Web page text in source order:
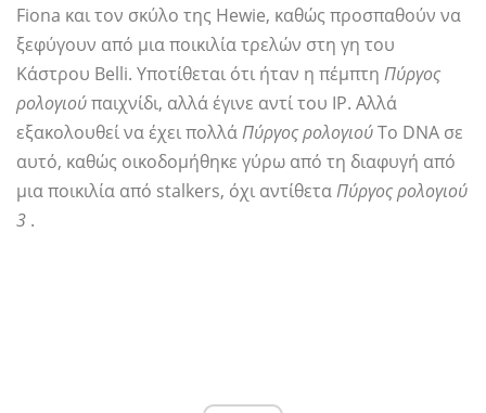
Fiona και τον σκύλο της Hewie, καθώς προσπαθούν να
ξεφύγουν από μια ποικιλία τρελών στη γη του
Κάστρου Belli. Υποτίθεται ότι ήταν η πέμπτη Πύργος
ρολογιούπαιχνίδι, αλλά έγινε αντί του IP. Αλλά
εξακολουθεί να έχει πολλάΠύργος ρολογιούΤο DNA σε
αυτό, καθώς οικοδομήθηκε γύρω από τη διαφυγή από
μια ποικιλία από stalkers, όχι αντίθεταΠύργος ρολογιού
3 .